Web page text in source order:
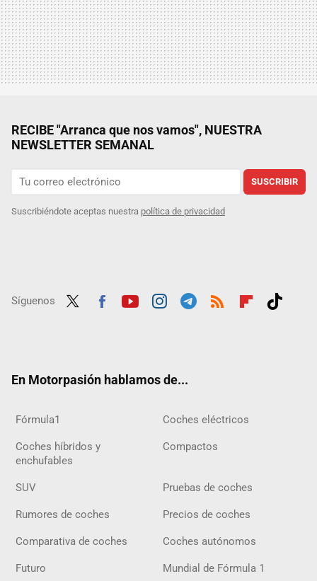
RECIBE "Arranca que nos vamos", NUESTRA
NEWSLETTER SEMANAL
SUSCRIBIR
Suscribiéndote aceptas nuestra política de privacidad
Síguenos
En Motorpasión hablamos de...
Fórmula1 Coches eléctricos
Coches híbridos y
enchufables
Compactos
SUV Pruebas de coches
Rumores de coches Precios de coches
Comparativa de coches Coches autónomos
Futuro Mundial de Fórmula 1